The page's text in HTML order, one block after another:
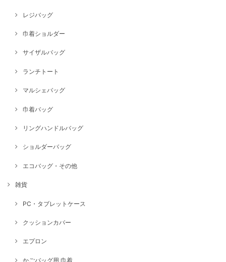
レジバッグ
巾着ショルダー
サイザルバッグ
ランチトート
マルシェバッグ
巾着バッグ
リングハンドルバッグ
ショルダーバッグ
エコバッグ・その他
雑貨
PC・タブレットケース
クッションカバー
エプロン
かごバッグ用 巾着